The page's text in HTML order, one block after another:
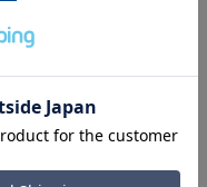
イズ等の仕様に変更が
ください。
内外等の撮影時の環境
画像の色味が異なる場